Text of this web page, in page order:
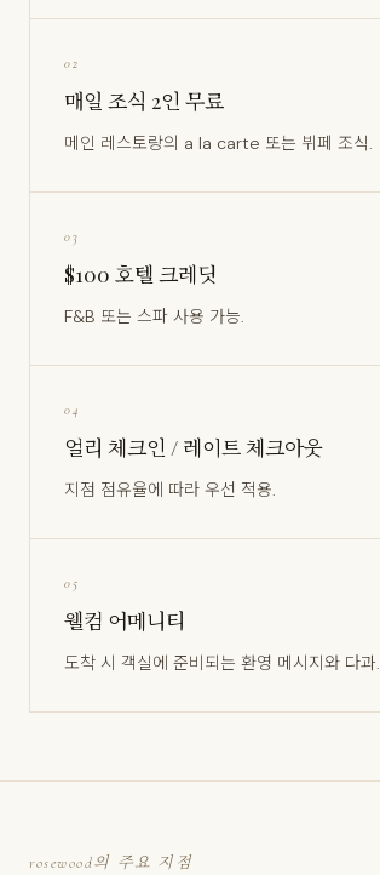
02
매일 조식 2인 무료
메인 레스토랑의 a la carte 또는 뷔페 조식.
03
$100 호텔 크레딧
F&B 또는 스파 사용 가능.
04
얼리 체크인 / 레이트 체크아웃
지점 점유율에 따라 우선 적용.
05
웰컴 어메니티
도착 시 객실에 준비되는 환영 메시지와 다과.
rosewood의 주요 지점